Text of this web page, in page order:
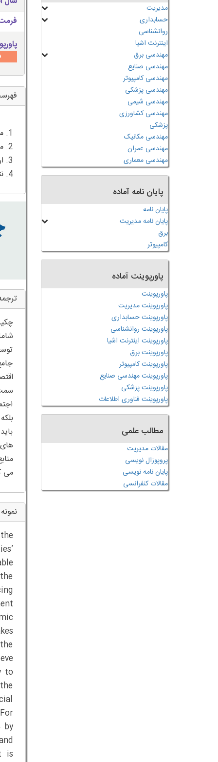
4. نتیجه گیری
می
to
by
is
مدیریت
حسابداری
روانشناسی
اینترنت اشیا
مهندسی برق
مهندسی صنایع
مهندسی کامپیوتر
مهندسی پزشکی
مهندسی شیمی
مهندسی کشاورزی
پزشکی
مهندسی مکانیک
مهندسی عمران
مهندسی معماری
پایان نامه آماده
پایان نامه
پایان نامه مدیریت
برق
کامپیوتر
پاورپوینت آماده
پاورپوینت
پاورپوینت مدیریت
پاورپوینت حسابداری
پاورپوینت روانشناسی
پاورپوینت اینترنت اشیا
پاورپوینت برق
پاورپوینت کامپیوتر
پاورپوینت مهندسی صنایع
پاورپوینت پزشکی
پاورپوینت فناوری اطلاعات
مطالب علمی
مقالات مدیریت
پروپوزال نویسی
پایان نامه نویسی
مقالات کنفرانسی